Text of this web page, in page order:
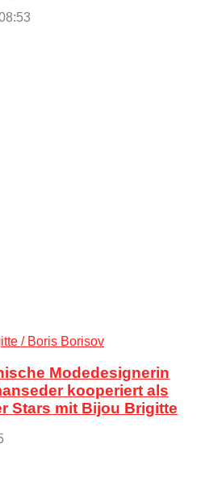
/ Boris Borisov
Modedesignerin
kooperiert als
Stars mit Bijou Brigitte